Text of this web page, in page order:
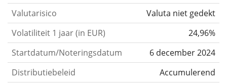
Valutarisico
Valuta niet gedekt
Volatiliteit 1 jaar (in EUR)
24,96%
Startdatum/Noteringsdatum
6 december 2024
Distributiebeleid
Accumulerend